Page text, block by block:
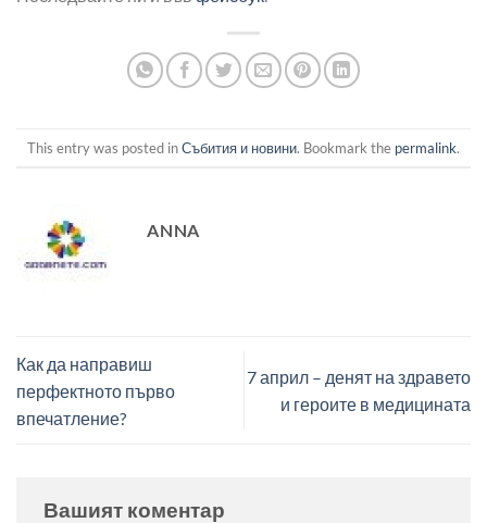
This entry was posted inСъбития и новини. Bookmark the permalink.
ANNA
Как да направиш
перфектното първо
впечатление?
7 април – денят на здравето
и героите в медицината
Вашият коментар